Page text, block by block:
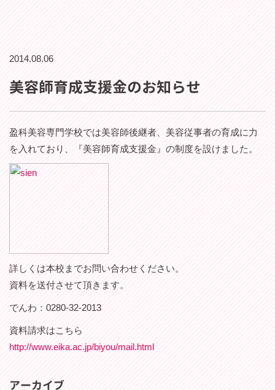
2014.08.06
美容師育成支援金のお知らせ
盈科美容専門学校では美容師後継者、美容従事者の育成に力
を入れており、『美容師育成支援金』の制度を設けました。
詳しくは本校までお問い合わせください。
資料を送付させて頂きます。
でんわ：0280-32-2013
資料請求はこちら
http://www.eika.ac.jp/biyou/mail.html
アーカイブ